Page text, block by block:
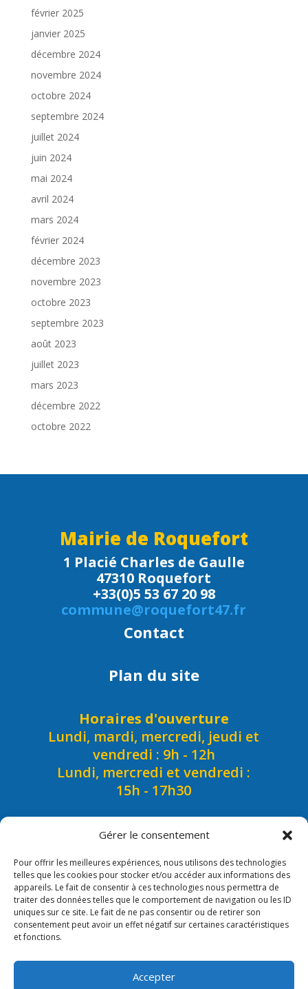
Gérer le consentement
Pour offrir les meilleures expériences, nous utilisons des technologies
telles que les cookies pour stocker et/ou accéder aux informations des
appareils. Le fait de consentir à ces technologies nous permettra de
traiter des données telles que le comportement de navigation ou les ID
uniques sur ce site. Le fait de ne pas consentir ou de retirer son
consentement peut avoir un effet négatif sur certaines caractéristiques
et fonctions.
Accepter
février 2025
janvier 2025
décembre 2024
novembre 2024
octobre 2024
septembre 2024
juillet 2024
juin 2024
mai 2024
avril 2024
mars 2024
février 2024
décembre 2023
novembre 2023
octobre 2023
septembre 2023
août 2023
juillet 2023
mars 2023
décembre 2022
octobre 2022
Mairie de Roquefort
1 Placié Charles de Gaulle
47310 Roquefort
+33(0)5 53 67 20 98
commune@roquefort47.fr
Contact
Plan du site
Horaires d'ouverture
Lundi, mardi, mercredi, jeudi et
vendredi : 9h - 12h
Lundi, mercredi et vendredi :
15h - 17h30
Mentions légales/Crédits
Photos Mairie de Roquefort -Adobe Stock –